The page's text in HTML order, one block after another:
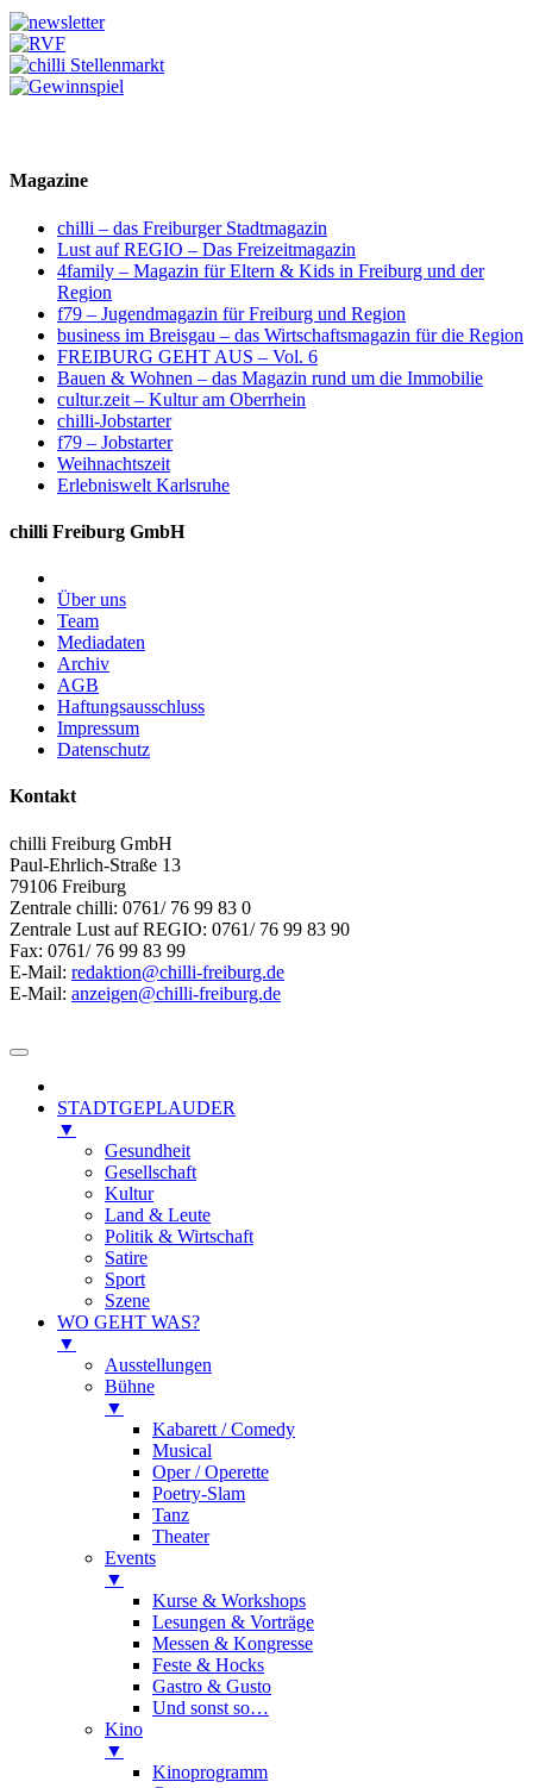
Magazine
chilli – das Freiburger Stadtmagazin
Lust auf REGIO – Das Freizeitmagazin
4family – Magazin für Eltern & Kids in Freiburg und der
Region
f79 – Jugendmagazin für Freiburg und Region
business im Breisgau – das Wirtschaftsmagazin für die Region
FREIBURG GEHT AUS – Vol. 6
Bauen & Wohnen – das Magazin rund um die Immobilie
cultur.zeit – Kultur am Oberrhein
chilli-Jobstarter
f79 – Jobstarter
Weihnachtszeit
Erlebniswelt Karlsruhe
chilli Freiburg GmbH
Über uns
Team
Mediadaten
Archiv
AGB
Haftungsausschluss
Impressum
Datenschutz
Kontakt
chilli Freiburg GmbH
Paul-Ehrlich-Straße 13
79106 Freiburg
Zentrale chilli: 0761/ 76 99 83 0
Zentrale Lust auf REGIO: 0761/ 76 99 83 90
Fax: 0761/ 76 99 83 99
E-Mail: redaktion@chilli-freiburg.de
E-Mail: anzeigen@chilli-freiburg.de
STADTGEPLAUDER
▼
Gesundheit
Gesellschaft
Kultur
Land & Leute
Politik & Wirtschaft
Satire
Sport
Szene
WO GEHT WAS?
▼
Ausstellungen
Bühne
▼
Kabarett / Comedy
Musical
Oper / Operette
Poetry-Slam
Tanz
Theater
Events
▼
Kurse & Workshops
Lesungen & Vorträge
Messen & Kongresse
Feste & Hocks
Gastro & Gusto
Und sonst so…
Kino
▼
Kinoprogramm